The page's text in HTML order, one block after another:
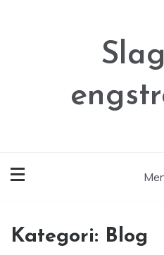
Kategori: Blog